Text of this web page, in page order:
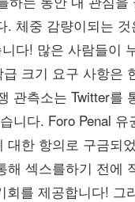
체중 감량이되는
다! 많은 사람들이
크기 요구 사항은
관측소는 Twitter를
니다. Foro Penal 유
한 항의로 구금되
섹스를하기 전에
를 제공합니다! 그